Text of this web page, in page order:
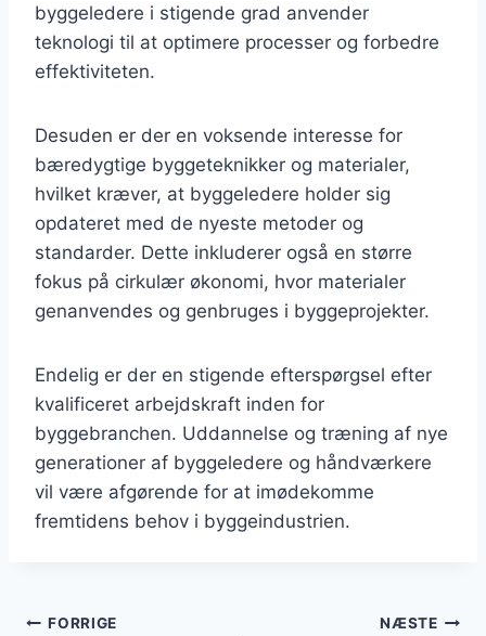
byggeledere i stigende grad anvender
teknologi til at optimere processer og forbedre
effektiviteten.
Desuden er der en voksende interesse for
bæredygtige byggeteknikker og materialer,
hvilket kræver, at byggeledere holder sig
opdateret med de nyeste metoder og
standarder. Dette inkluderer også en større
fokus på cirkulær økonomi, hvor materialer
genanvendes og genbruges i byggeprojekter.
Endelig er der en stigende efterspørgsel efter
kvalificeret arbejdskraft inden for
byggebranchen. Uddannelse og træning af nye
generationer af byggeledere og håndværkere
vil være afgørende for at imødekomme
fremtidens behov i byggeindustrien.
FORRIGE NÆSTE